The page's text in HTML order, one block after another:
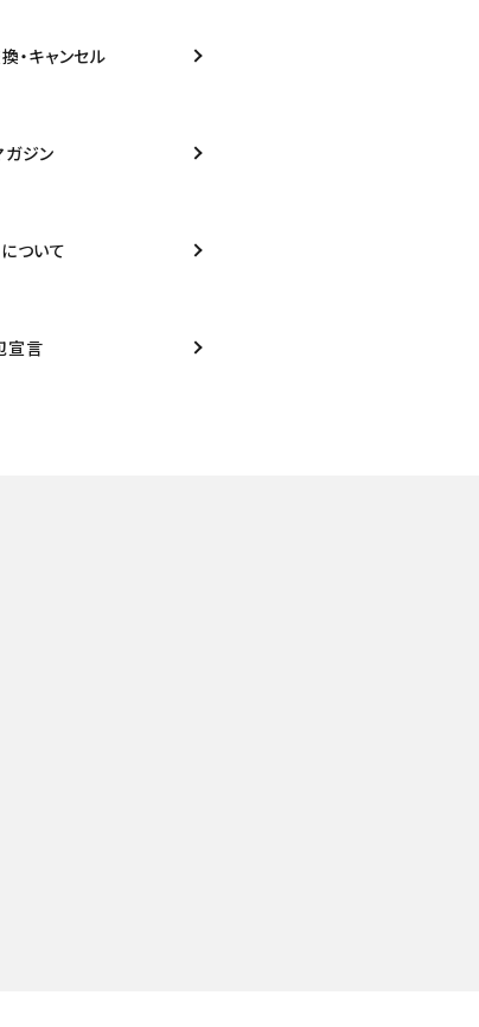
・キャンセル
ガジン
ついて
宣言